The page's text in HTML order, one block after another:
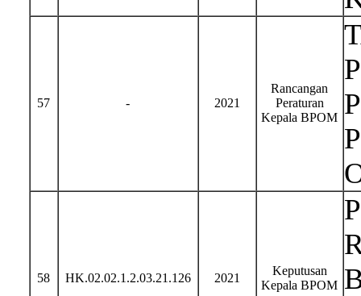
57 - 2021
Rancangan
Peraturan
Kepala BPOM
58 HK.02.02.1.2.03.21.126 2021
Keputusan
Kepala BPOM